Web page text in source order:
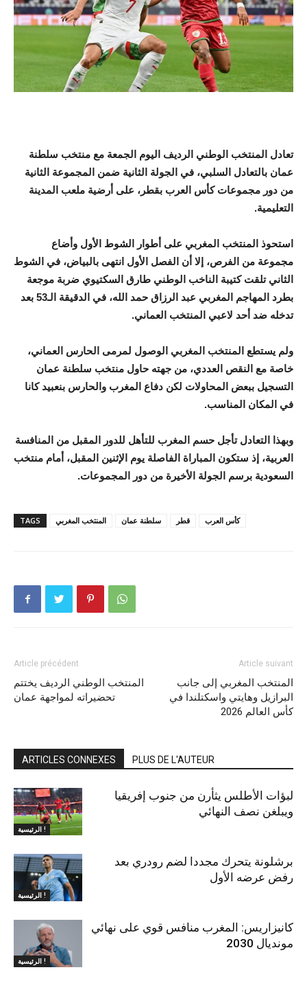
تعادل المنتخب الوطني الرديف اليوم الجمعة مع منتخب سلطنة
عمان بالتعادل السلبي، في الجولة الثانية ضمن المجموعة الثانية
من دور مجموعات كأس العرب بقطر، على أرضية ملعب المدينة
التعليمية.
استحوذ المنتخب المغربي على أطوار الشوط الأول وأضاع
مجموعة من الفرص، إلا أن الفصل الأول انتهى بالبياض، في الشوط
الثاني تلقت كتيبة الناخب الوطني طارق السكتيوي ضربة موجعة
بطرد المهاجم المغربي عبد الرزاق حمد الله، في الدقيقة الـ53 بعد
تدخله ضد أحد لاعبي المنتخب العماني.
ولم يستطع المنتخب المغربي الوصول لمرمى الحارس العماني،
خاصة مع النقص العددي، من جهته حاول منتخب سلطنة عمان
التسجيل ببعض المحاولات لكن دفاع المغرب والحارس بنعبيد كانا
في المكان المناسب.
وبهذا التعادل تأجل حسم المغرب للتأهل للدور المقبل من المنافسة
العربية، إذ ستكون المباراة الفاصلة يوم الإثنين المقبل، أمام منتخب
السعودية برسم الجولة الأخيرة من دور المجموعات.
TAGS المنتخب المغربي سلطنة عمان قطر كأس العرب
Article précédent
المنتخب الوطني الرديف يختتم
تحضيراته لمواجهة عمان
Article suivant
المنتخب المغربي إلى جانب
البرازيل وهايتي واسكتلندا في
كأس العالم 2026
ARTICLES CONNEXES PLUS DE L'AUTEUR
الرئيسية !
لبؤات الأطلس يثأرن من جنوب إفريقيا
ويبلغن نصف النهائي
الرئيسية !
برشلونة يتحرك مجددا لضم رودري بعد
رفض عرضه الأول
الرئيسية !
كانيزاريس: المغرب منافس قوي على نهائي
مونديال 2030